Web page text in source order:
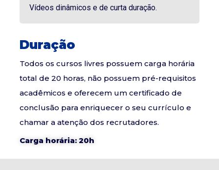
Vídeos dinâmicos e de curta duração.
Duração
Todos os cursos livres possuem carga horária
total de 20 horas, não possuem pré-requisitos
acadêmicos e oferecem um certificado de
conclusão para enriquecer o seu currículo e
chamar a atenção dos recrutadores.
Carga horária: 20h